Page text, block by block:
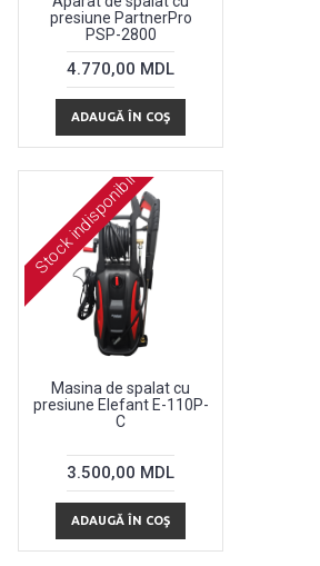
presiune PartnerPro
PSP-2800
4.770,00 MDL
ADAUGĂ ÎN COŞ
Stock indisponibil
Masina de spalat cu
presiune Elefant E-110P-
C
3.500,00 MDL
ADAUGĂ ÎN COŞ